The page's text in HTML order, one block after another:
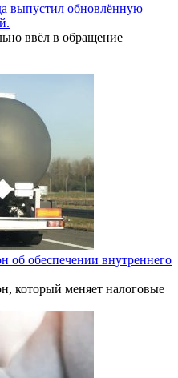
выпустил обновлённую
ввёл в обращение
об обеспечении внутреннего
который меняет налоговые